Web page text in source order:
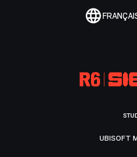
UBISOFT